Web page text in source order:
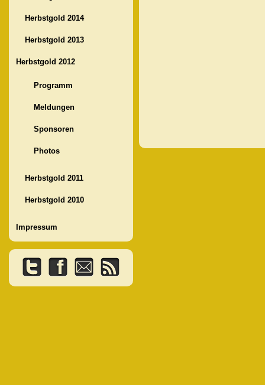
Herbstgold 2014
Herbstgold 2013
Herbstgold 2012
Programm
Meldungen
Sponsoren
Photos
Herbstgold 2011
Herbstgold 2010
Impressum